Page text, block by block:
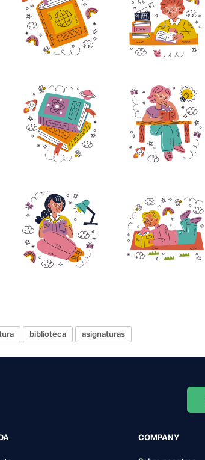
biblioteca asignaturas
COMPANY